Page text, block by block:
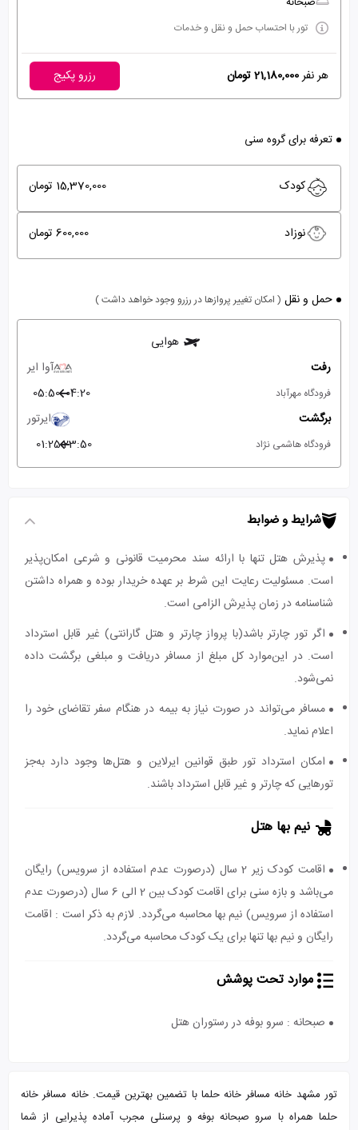
تور با احتساب حمل و نقل و خدمات
هر نفر21,180,000 تومان رزرو پکیج
تعرفه برای گروه سنی
کودک 15,370,000 تومان
نوزاد 600,000 تومان
حمل و نقل ( امکان تغییر پروازها در رزرو وجود خواهد داشت )
هوایی
رفت
آوا ایر
فرودگاه مهرآباد 04:20
05:50
برگشت
ایرتور
فرودگاه هاشمی نژاد 23:50
01:25
شرایط و ضوابط
پذیرش هتل تنها با ارائه سند محرمیت قانونی و شرعی امکان‌پذیر
است. مسئولیت رعایت این شرط بر عهده خریدار بوده و همراه داشتن
شناسنامه در زمان پذیرش الزامی است.
اگر تور چارتر باشد(با پرواز چارتر و هتل گارانتی) غیر قابل استرداد
است. در این‌موارد کل مبلغ از مسافر دریافت و مبلغی برگشت داده
نمی‌شود.
مسافر می‌تواند در صورت نیاز به بیمه در هنگام سفر تقاضای خود را
اعلام نماید.
امکان استرداد تور طبق قوانین ایرلاین و هتل‌ها وجود دارد به‌جز
تورهایی که چارتر و غیر قابل استرداد باشند.
نیم بها هتل
اقامت کودک زیر 2 سال (درصورت عدم استفاده از سرویس) رایگان
می‌باشد و بازه سنی برای اقامت کودک بین 2 الی 6 سال (درصورت عدم
استفاده از سرویس) نیم بها محاسبه می‌گردد. لازم به ذکر است : اقامت
رایگان و نیم بها تنها برای یک کودک محاسبه می‌گردد.
موارد تحت پوشش
صبحانه : سرو بوفه در رستوران هتل
تور مشهد خانه مسافر خانه حلما با تضمین بهترین قیمت. خانه مسافر خانه
حلما همراه با سرو صبحانه بوفه و پرسنلی مجرب آماده پذیرایی از شما